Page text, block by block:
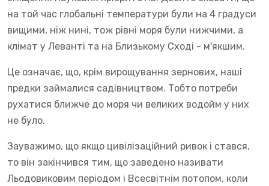
на той час глобальні температури були на 4 градуси
вищими, ніж нині, тож рівні моря були нижчими, а
клімат у Леванті та на Близькому Сході - м'якшим.
Це означає, що, крім вирощування зернових, наші
предки займалися садівництвом. Тобто потреби
рухатися ближче до моря чи великих водойм у них
не було.
Зауважимо, що якщо цивілізаційний ривок і стався,
то він закінчився тим, що заведено називати
Льодовиковим періодом і Всесвітнім потопом, коли